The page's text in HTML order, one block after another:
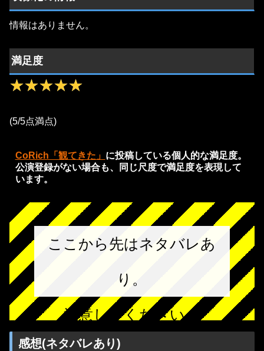
情報はありません。
満足度
★★★★★
★★★★★
(5/5点満点)
CoRich「観てきた」 に投稿している個人的な満足度。
公演登録がない場合も、同じ尺度で満足度を表現して
います。
ここから先はネタバレあ
り。
注意してください。
感想(ネタバレあり)